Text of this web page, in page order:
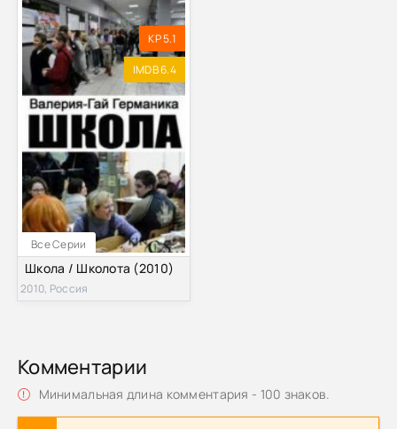
Все Серии
KP 5.1
IMDB 6.4
Школа / Школота (2010)
2010, Россия
Комментарии
Минимальная длина комментария - 100 знаков.